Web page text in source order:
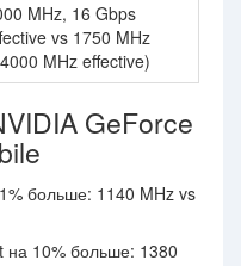
MHz, 16 Gbps
vs 1750 MHz
MHz effective)
GeForce
больше: 1140 MHz vs
на 10% больше: 1380